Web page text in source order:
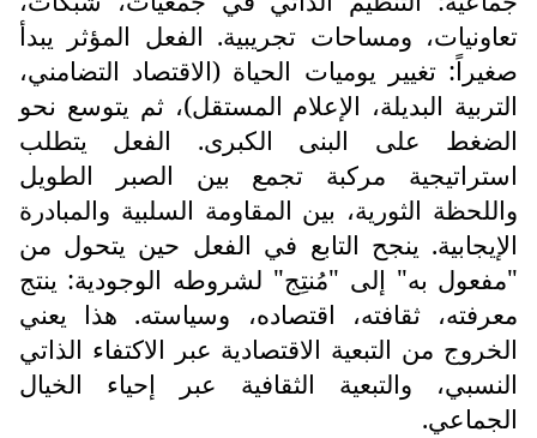
تعاونيات، ومساحات تجريبية. الفعل المؤثر يبدأ
صغيراً: تغيير يوميات الحياة (الاقتصاد التضامني،
التربية البديلة، الإعلام المستقل)، ثم يتوسع نحو
الضغط على البنى الكبرى. الفعل يتطلب
استراتيجية مركبة تجمع بين الصبر الطويل
واللحظة الثورية، بين المقاومة السلبية والمبادرة
الإيجابية. ينجح التابع في الفعل حين يتحول من
"مفعول به" إلى "مُنتِج" لشروطه الوجودية: ينتج
معرفته، ثقافته، اقتصاده، وسياسته. هذا يعني
الخروج من التبعية الاقتصادية عبر الاكتفاء الذاتي
النسبي، والتبعية الثقافية عبر إحياء الخيال
الجماعي.